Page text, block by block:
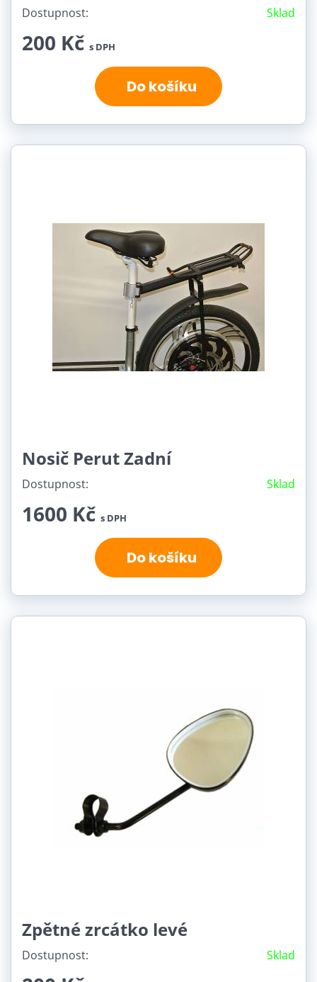
Dostupnost: Sklad
200 Kč s DPH
Do košíku
Nosič Perut Zadní
Dostupnost: Sklad
1600 Kč s DPH
Do košíku
Zpětné zrcátko levé
Dostupnost: Sklad